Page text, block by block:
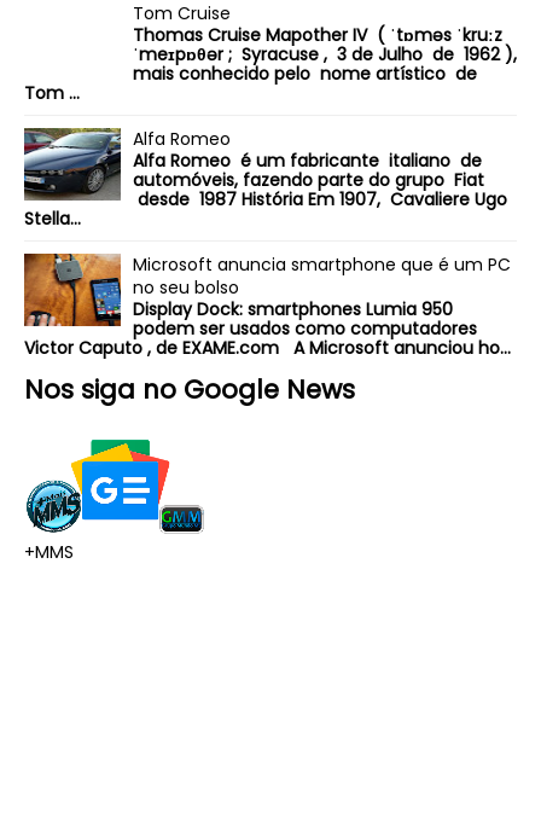
Tom Cruise
Thomas Cruise Mapother IV ( ˈtɒməs ˈkruːz
ˈmeɪpɒθər ; Syracuse , 3 de Julho de 1962 ),
mais conhecido pelo nome artístico de
Tom ...
Alfa Romeo
Alfa Romeo é um fabricante italiano de
automóveis, fazendo parte do grupo Fiat
desde 1987 História Em 1907, Cavaliere Ugo
Stella...
Microsoft anuncia smartphone que é um PC
no seu bolso
Display Dock: smartphones Lumia 950
podem ser usados como computadores
Victor Caputo , de EXAME.com A Microsoft anunciou ho...
Nos siga no Google News
+MMS